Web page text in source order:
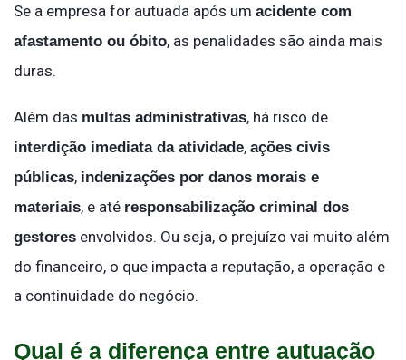
Se a empresa for autuada após um acidente com
afastamento ou óbito, as penalidades são ainda mais
duras.
Além das multas administrativas, há risco de
interdição imediata da atividade, ações civis
públicas, indenizações por danos morais e
materiais, e até responsabilização criminal dos
gestores envolvidos. Ou seja, o prejuízo vai muito além
do financeiro, o que impacta a reputação, a operação e
a continuidade do negócio.
Qual é a diferença entre autuação